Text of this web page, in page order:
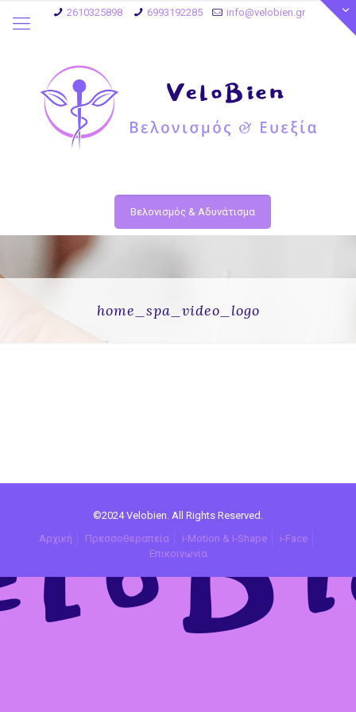
2610325898 6993192285 info@velobien.gr
Βελονισμός & Αδυνάτισμα
home_spa_video_logo
©2024 Velobien. All Rights Reserved.
Αρχική
Πρεσσοθεραπεία i-Motion & i-Shape
i-Face
Επικοινωνία